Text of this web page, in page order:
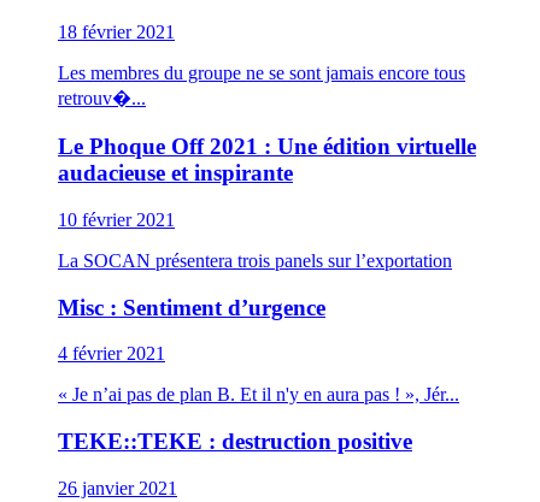
18 février 2021
Les membres du groupe ne se sont jamais encore tous
retrouv�...
Le Phoque Off 2021 : Une édition virtuelle
audacieuse et inspirante
10 février 2021
La SOCAN présentera trois panels sur l’exportation
Misc : Sentiment d’urgence
4 février 2021
« Je n’ai pas de plan B. Et il n'y en aura pas ! », Jér...
TEKE::TEKE : destruction positive
26 janvier 2021